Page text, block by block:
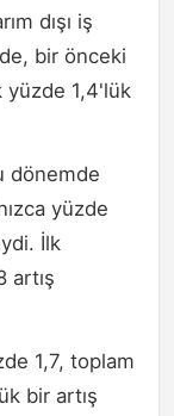
dışı iş
bir önceki
yüzde 1,4'lük
dönemde
yüzde
İlk
artış
1,7, toplam
bir artış